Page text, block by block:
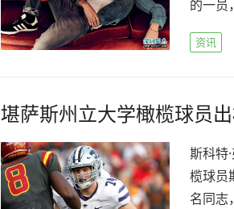
的一员
资讯
堪萨斯州立大学橄榄球员
斯科特
榄球员
名同志